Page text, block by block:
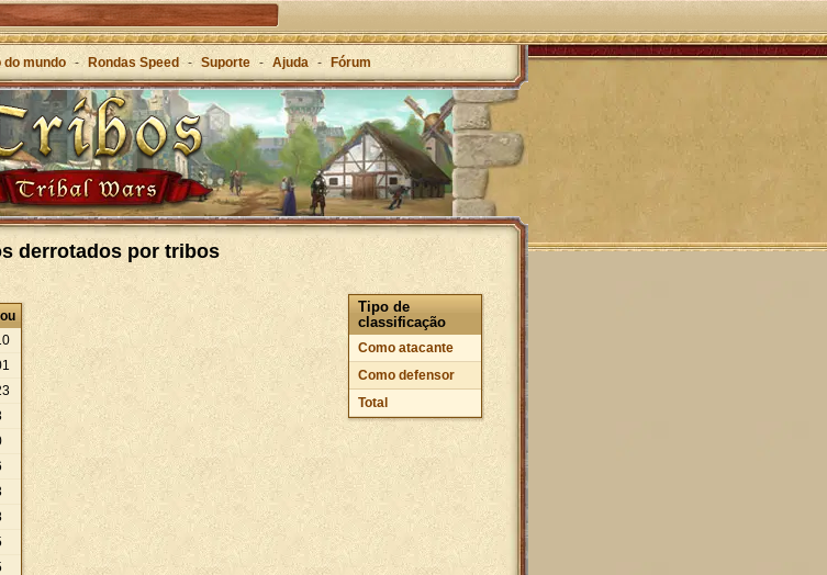
2: a sequela do clássico
Empires – Estratégia ao longo das eras
– Construa o seu império na Grécia Antiga
do mundo - Rondas Speed - Suporte - Ajuda - Fórum
derrotados por tribos
Tipo de
classificação
Como atacante
Como defensor
Total